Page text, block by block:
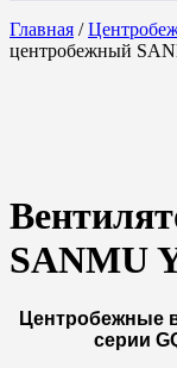
Главная /
центробежный
SANMU
Центробежные
серии